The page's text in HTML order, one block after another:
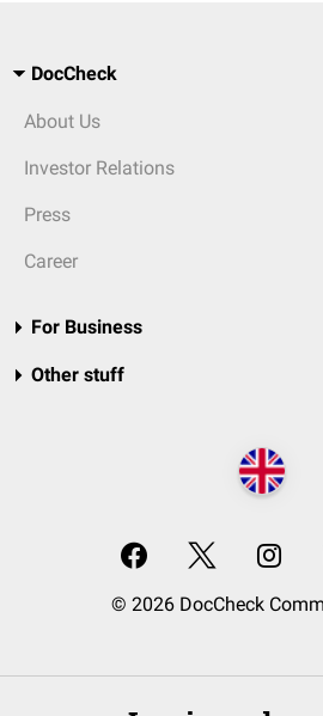
DocCheck
About Us
Investor Relations
Press
Career
For Business
Other stuff
© 2026 DocCheck